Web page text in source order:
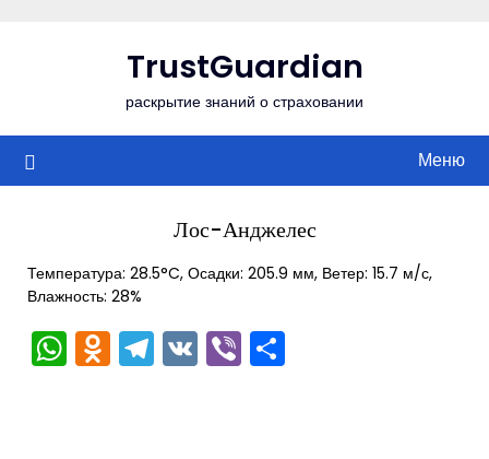
TrustGuardian
раскрытие знаний о страховании
Меню
Лос-Анджелес
Температура: 28.5°C, Осадки: 205.9 мм, Ветер: 15.7 м/с,
Влажность: 28%
WhatsApp
Odnoklassniki
Telegram
VKViber